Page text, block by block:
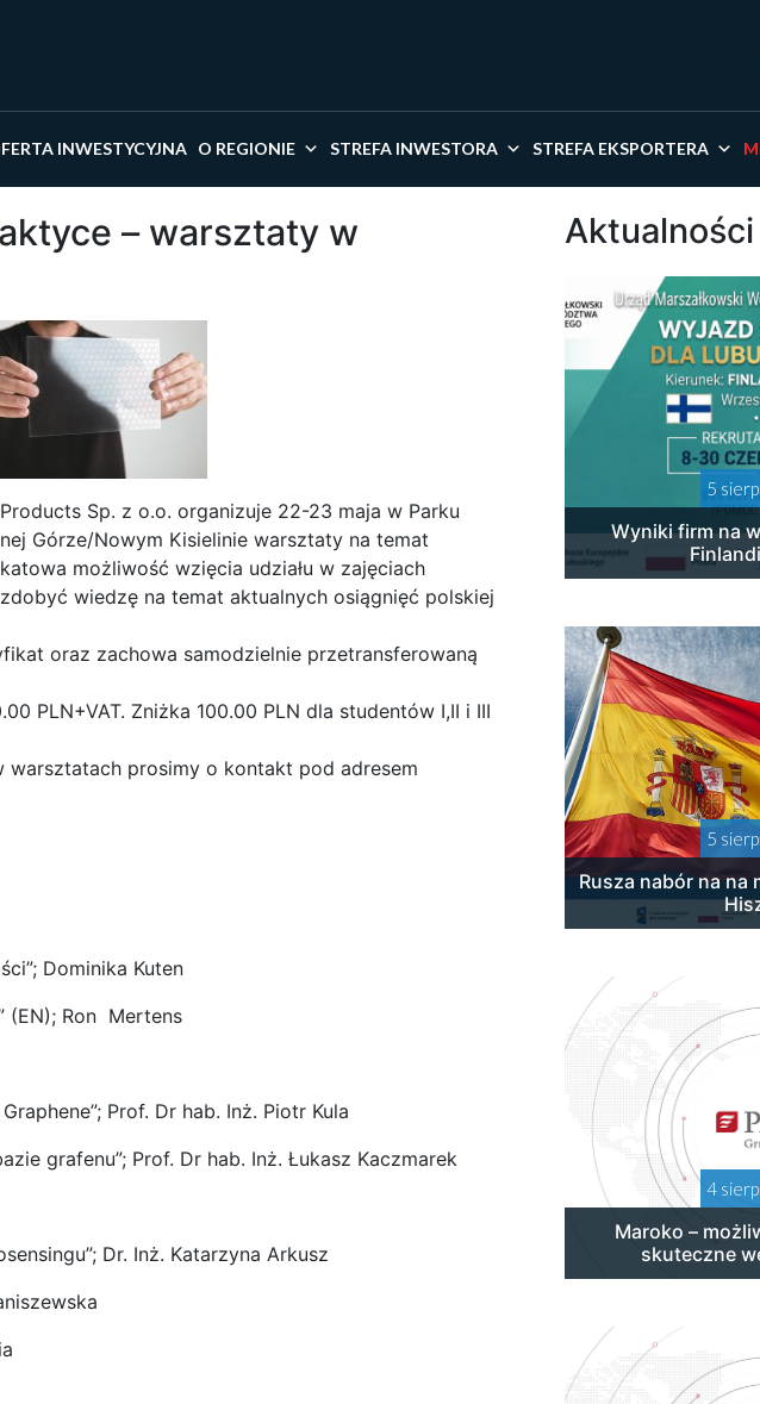
INWESTYCYJNA O REGIONIE STREFA INWESTORA STREFA EKSPORTERA
– warsztaty w
Sp. z o.o. organizuje 22-23 maja w Parku
Górze/Nowym Kisielinie warsztaty na temat
możliwość wzięcia udziału w zajęciach
wiedzę na temat aktualnych osiągnięć polskiej
oraz zachowa samodzielnie przetransferowaną
PLN+VAT. Zniżka 100.00 PLN dla studentów I,II i III
warsztatach prosimy o kontakt pod adresem
Dominika Kuten
(EN); Ron Mertens
Prof. Dr hab. Inż. Piotr Kula
grafenu”; Prof. Dr hab. Inż. Łukasz Kaczmarek
Dr. Inż. Katarzyna Arkusz
Aktualności
5
Wyniki firm na
5
Rusza nabór na na
4
Maroko –
skuteczne